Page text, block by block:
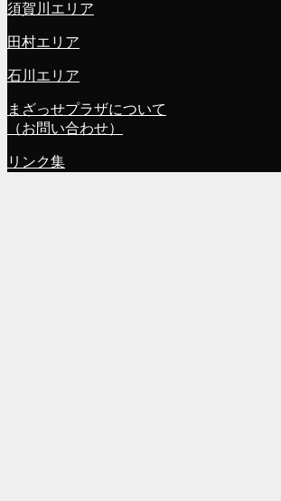
須賀川エリア
田村エリア
石川エリア
まざっせプラザについて
（お問い合わせ）
リンク集